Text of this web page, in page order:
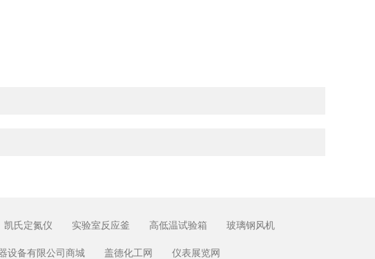
凯氏定氮仪 实验室反应釜 高低温试验箱 玻璃钢风机
设备有限公司商城 盖德化工网 仪表展览网